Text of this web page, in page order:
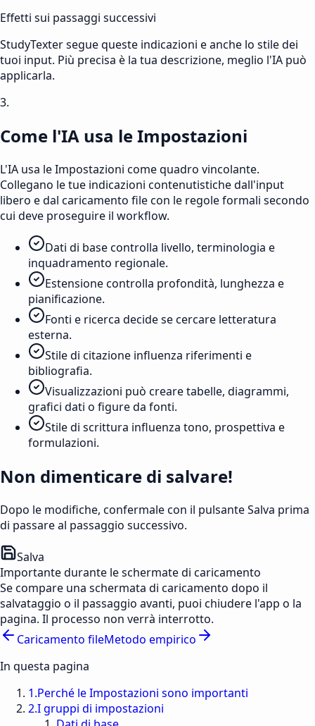
Effetti sui passaggi successivi
StudyTexter segue queste indicazioni e anche lo stile dei
tuoi input. Più precisa è la tua descrizione, meglio l'IA può
applicarla.
3.
Come l'IA usa le Impostazioni
L'IA usa le Impostazioni come quadro vincolante.
Collegano le tue indicazioni contenutistiche dall'input
libero e dal caricamento file con le regole formali secondo
cui deve proseguire il workflow.
Dati di base controlla livello, terminologia e
inquadramento regionale.
Estensione controlla profondità, lunghezza e
pianificazione.
Fonti e ricerca decide se cercare letteratura
esterna.
Stile di citazione influenza riferimenti e
bibliografia.
Visualizzazioni può creare tabelle, diagrammi,
grafici dati o figure da fonti.
Stile di scrittura influenza tono, prospettiva e
formulazioni.
Non dimenticare di salvare!
Dopo le modifiche, confermale con il pulsante Salva prima
di passare al passaggio successivo.
Salva
Importante durante le schermate di caricamento
Se compare una schermata di caricamento dopo il
salvataggio o il passaggio avanti, puoi chiudere l'app o la
pagina. Il processo non verrà interrotto.
Caricamento fileMetodo empirico
In questa pagina
1.Perché le Impostazioni sono importanti
2.I gruppi di impostazioni